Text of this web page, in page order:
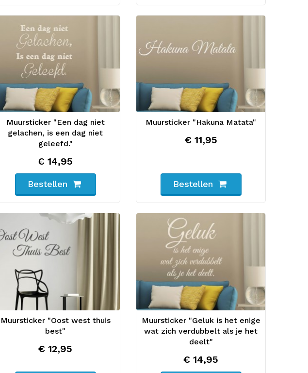
Muursticker "Een dag niet
gelachen, is een dag niet
geleefd."
€ 14,95
Bestellen
Muursticker "Hakuna Matata"
€ 11,95
Bestellen
Muursticker "Oost west thuis
best"
€ 12,95
Muursticker "Geluk is het enige
wat zich verdubbelt als je het
deelt"
€ 14,95